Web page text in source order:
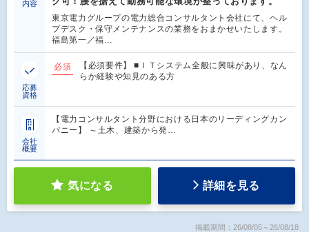
内容
東京電力グループの電力総合コンサルタント会社にて、ヘル
プデスク・保守メンテナンスの業務をおまかせいたします。
福島第一／福…
応募
資格
必須
【必須要件】 ■ＩＴシステム全般に興味があり、なん
らか経験や知見のある方
会社
概要
【電力コンサルタント分野における日本のリーディングカン
パニー】 ～土木、建築から発…
気になる 詳細を見る
掲載期間：26/08/05～26/08/18